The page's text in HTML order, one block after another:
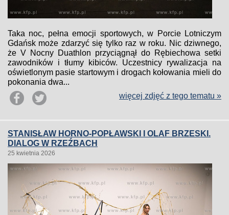
Taka noc, pełna emocji sportowych, w Porcie Lotniczym
Gdańsk może zdarzyć się tylko raz w roku. Nic dziwnego,
że V Nocny Duathlon przyciągnął do Rębiechowa setki
zawodników i tłumy kibiców. Uczestnicy rywalizacja na
oświetlonym pasie startowym i drogach kołowania mieli do
pokonania dwa...
więcej zdjęć z tego tematu »
STANISŁAW HORNO-POPŁAWSKI I OLAF BRZESKI.
DIALOG W RZEŹBACH
25 kwietnia 2026